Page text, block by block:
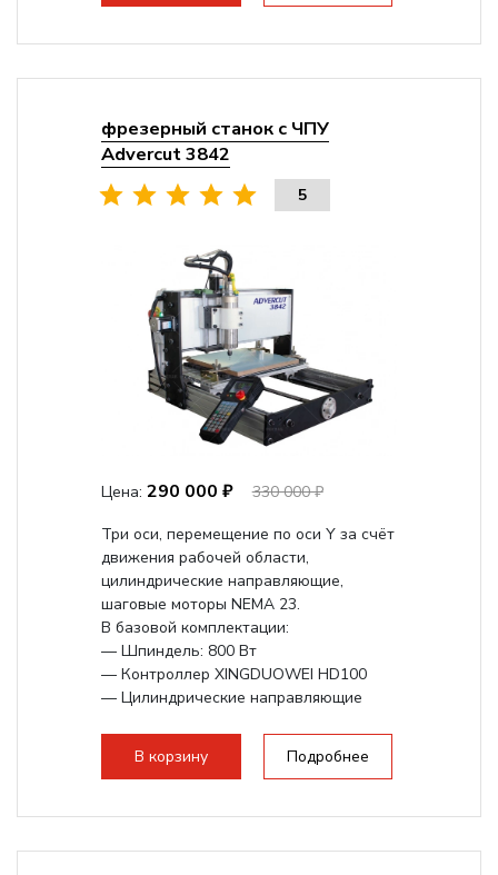
фрезерный станок с ЧПУ
Advercut 3842
5
Цена: 290 000 ₽
330 000 ₽
Три оси, перемещение по оси Y за счёт
движения рабочей области,
цилиндрические направляющие,
шаговые моторы NEMA 23.
В базовой комплектации:
— Шпиндель: 800 Вт
— Контроллер XINGDUOWEI HD100
— Цилиндрические направляющие
В корзину
Подробнее